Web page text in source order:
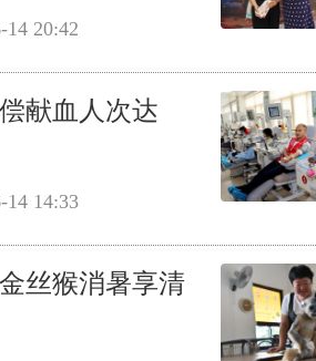
14 20:42
献血人次达
14 14:33
丝猴消暑享清